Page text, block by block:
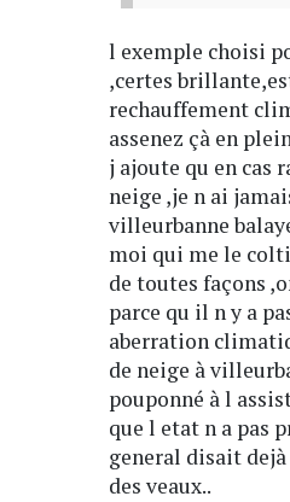
l exemple choisi
,certes
rechauffement
assenez çà en
j ajoute qu en cas
neige ,je n ai
villeurbanne
moi qui me le
de toutes façons
parce qu il n y a
aberration
de neige à
pouponné à l
que l etat n a pas
general disait
des veaux..